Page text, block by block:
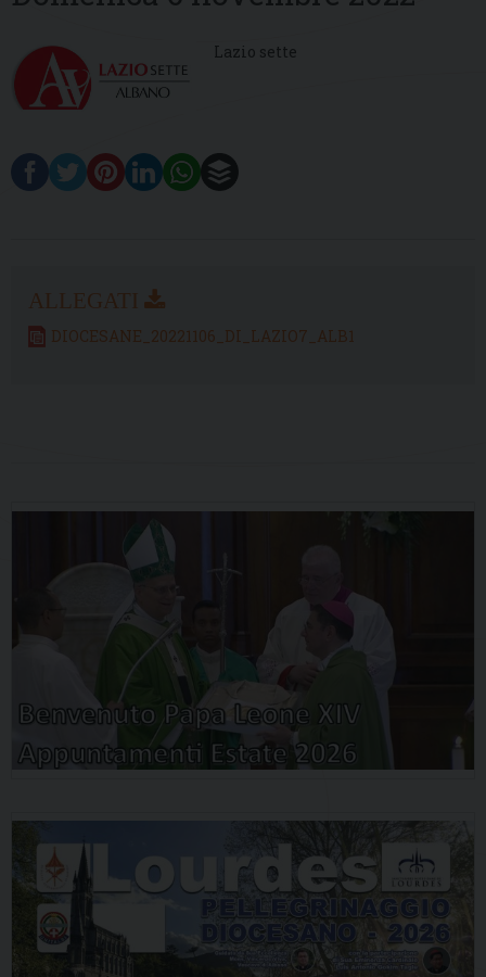
Lazio sette
DIOCESANE_20221106_DI_LAZIO7_ALB1